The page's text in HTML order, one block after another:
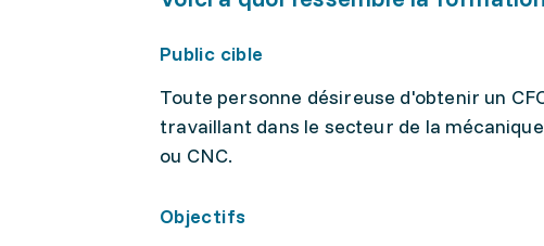
Public cible
Toute personne désireuse d'obtenir un
travaillant dans le secteur de la
ou CNC.
Objectifs